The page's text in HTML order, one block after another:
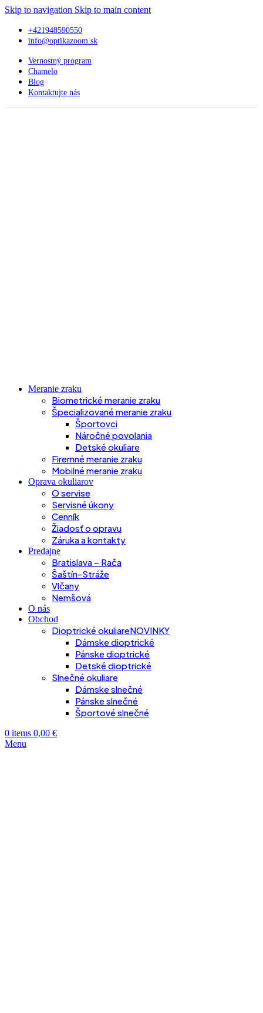
Skip to navigation Skip to main content
+421948590550
info@optikazoom.sk
Vernostný program
Chamelo
Blog
Kontaktujte nás
Meranie zraku
Biometrické meranie zraku
Špecializované meranie zraku
Športovci
Náročné povolania
Detské okuliare
Firemné meranie zraku
Mobilné meranie zraku
Oprava okuliarov
O servise
Servisné úkony
Cenník
Žiadosť o opravu
Záruka a kontakty
Predajne
Bratislava – Rača
Šaštín-Stráže
Vlčany
Nemšová
O nás
Obchod
Dioptrické okuliareNOVINKY
Dámske dioptrické
Pánske dioptrické
Detské dioptrické
Slnečné okuliare
Dámske slnečné
Pánske slnečné
Športové slnečné
0 items 0,00 €
Menu